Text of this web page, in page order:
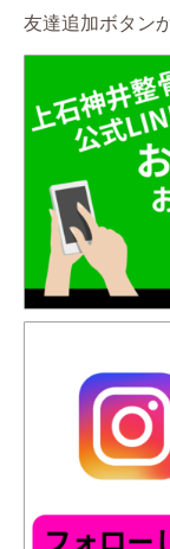
友達追加ボタン